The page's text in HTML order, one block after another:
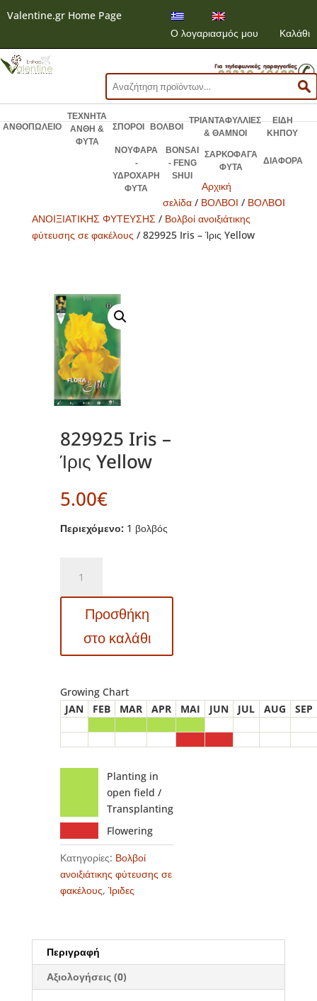
Valentine.gr Home Page
Ο λογαριασμός μου
Καλάθι
Αναζήτηση
για:
ΑΝΘΟΠΩΛΕΙΟ
ΤΕΧΝΗΤΑ
ΑΝΘΗ &
ΦΥΤΑ
ΣΠΟΡΟΙ ΒΟΛΒΟΙ
ΤΡΙΑΝΤΑΦΥΛΛΙΕΣ
& ΘΑΜΝΟΙ
ΕΙΔΗ
ΚΗΠΟΥ
ΝΟΥΦΑΡΑ
-
ΥΔΡΟΧΑΡΗ
ΦΥΤΑ
BONSAI
- FENG
SHUI
ΣΑΡΚΟΦΑΓΑ
ΦΥΤΑ
ΔΙΑΦΟΡΑ
Αρχική
σελίδα / ΒΟΛΒΟΙ / ΒΟΛΒOI
ΑΝΟΙΞΙΑΤΙΚΗΣ ΦΥΤΕΥΣΗΣ/ Βολβοί ανοιξιάτικης
φύτευσης σε φακέλους / 829925 Iris – Ίρις Yellow
829925 Iris –
Ίρις Yellow
5.00€
Περιεχόμενο: 1 βολβός
-
ποσότητα
Προσθήκη
στο καλάθι
Growing Chart
JAN
FEB MAR APR MAI JUN JUL AUG SEP
Planting in
open field /
Transplanting
Flowering
Κατηγορίες: Βολβοί
ανοιξιάτικης φύτευσης σε
φακέλους, Ίριδες
Περιγραφή
Αξιολογήσεις (0)